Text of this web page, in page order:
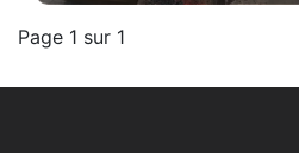
Page 1 sur 1